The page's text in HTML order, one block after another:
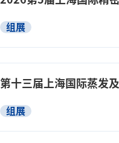
组展
第十三届上海国际蒸发
组展